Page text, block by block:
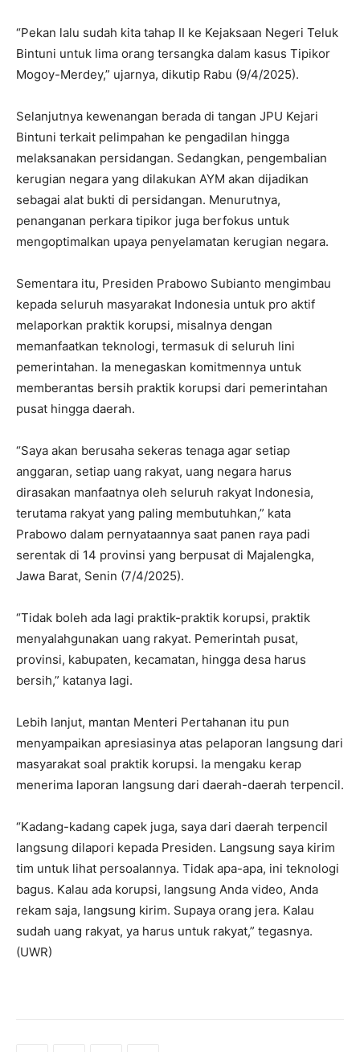
“Pekan lalu sudah kita tahap II ke Kejaksaan Negeri Teluk
Bintuni untuk lima orang tersangka dalam kasus Tipikor
Mogoy-Merdey,” ujarnya, dikutip Rabu (9/4/2025).
Selanjutnya kewenangan berada di tangan JPU Kejari
Bintuni terkait pelimpahan ke pengadilan hingga
melaksanakan persidangan. Sedangkan, pengembalian
kerugian negara yang dilakukan AYM akan dijadikan
sebagai alat bukti di persidangan. Menurutnya,
penanganan perkara tipikor juga berfokus untuk
mengoptimalkan upaya penyelamatan kerugian negara.
Sementara itu, Presiden Prabowo Subianto mengimbau
kepada seluruh masyarakat Indonesia untuk pro aktif
melaporkan praktik korupsi, misalnya dengan
memanfaatkan teknologi, termasuk di seluruh lini
pemerintahan. Ia menegaskan komitmennya untuk
memberantas bersih praktik korupsi dari pemerintahan
pusat hingga daerah.
“Saya akan berusaha sekeras tenaga agar setiap
anggaran, setiap uang rakyat, uang negara harus
dirasakan manfaatnya oleh seluruh rakyat Indonesia,
terutama rakyat yang paling membutuhkan,” kata
Prabowo dalam pernyataannya saat panen raya padi
serentak di 14 provinsi yang berpusat di Majalengka,
Jawa Barat, Senin (7/4/2025).
“Tidak boleh ada lagi praktik-praktik korupsi, praktik
menyalahgunakan uang rakyat. Pemerintah pusat,
provinsi, kabupaten, kecamatan, hingga desa harus
bersih,” katanya lagi.
Lebih lanjut, mantan Menteri Pertahanan itu pun
menyampaikan apresiasinya atas pelaporan langsung dari
masyarakat soal praktik korupsi. Ia mengaku kerap
menerima laporan langsung dari daerah-daerah terpencil.
“Kadang-kadang capek juga, saya dari daerah terpencil
langsung dilapori kepada Presiden. Langsung saya kirim
tim untuk lihat persoalannya. Tidak apa-apa, ini teknologi
bagus. Kalau ada korupsi, langsung Anda video, Anda
rekam saja, langsung kirim. Supaya orang jera. Kalau
sudah uang rakyat, ya harus untuk rakyat,” tegasnya.
(UWR)